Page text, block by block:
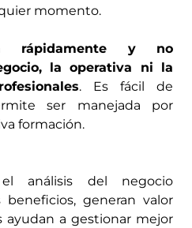
momento.
rápidamente y no
la operativa ni la
. Es fácil de
ser manejada por
formación.
análisis del negocio
beneficios, generan valor
ayudan a gestionar mejor